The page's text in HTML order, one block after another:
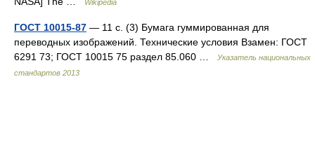
Wikipedia
ГОСТ 10015-87 — 11 с. (3) Бумага гуммированная для
переводных изображений. Технические условия Взамен: ГОСТ
6291 73; ГОСТ 10015 75 раздел 85.060 …
Указатель национальных
стандартов 2013